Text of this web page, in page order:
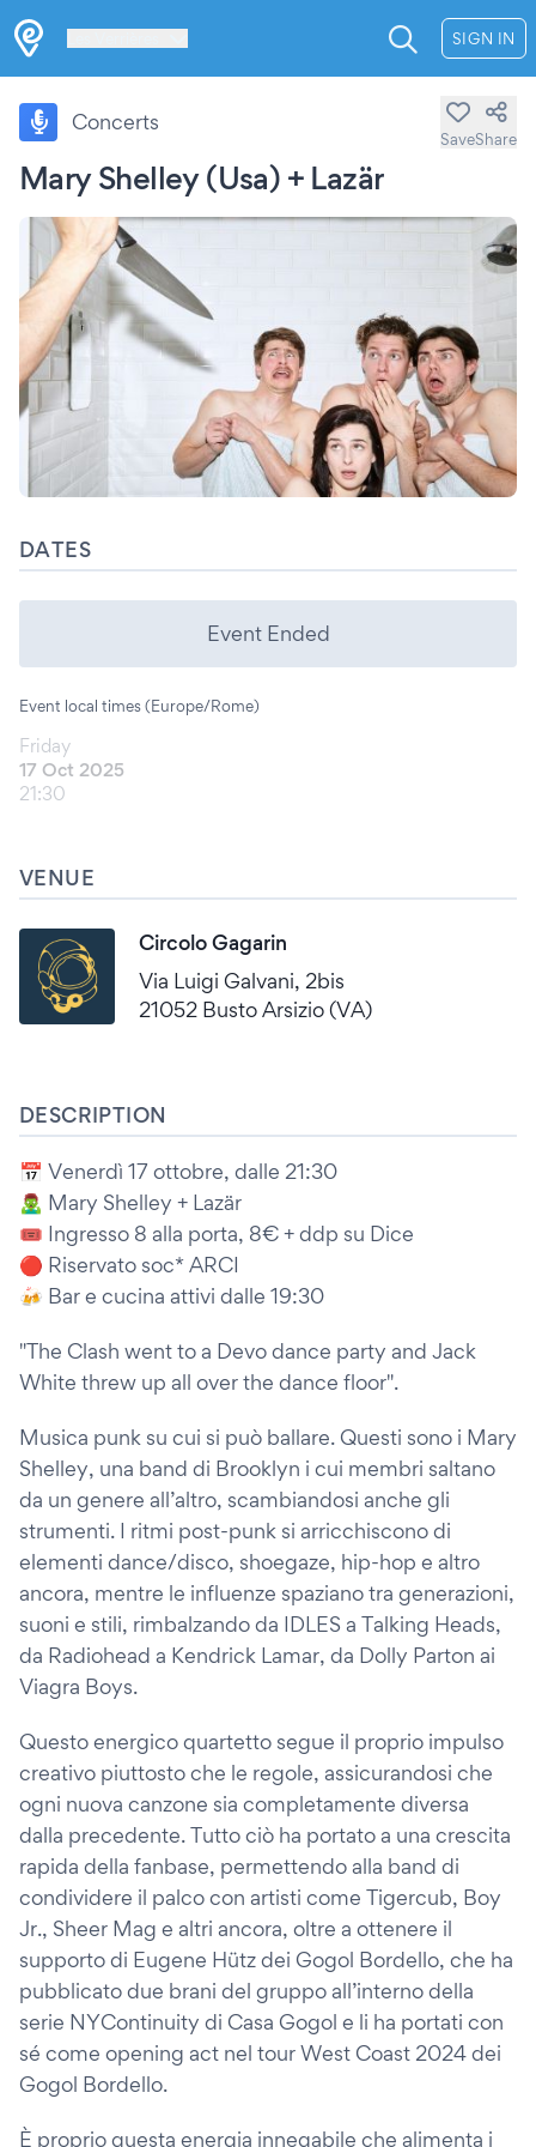
SIGN IN
Mary Shelley (Usa) + Lazär
Concerts
SaveShare
DATES
Event Ended
Event local times (Europe/Rome)
Friday
17 Oct 2025
21:30
VENUE
Circolo Gagarin
Via Luigi Galvani, 2bis
21052 Busto Arsizio (VA)
DESCRIPTION
📅 Venerdì 17 ottobre, dalle 21:30
🧟‍♂️ Mary Shelley + Lazär
🎟 Ingresso 8 alla porta, 8€ + ddp su Dice
🔴 Riservato soc* ARCI
🍻 Bar e cucina attivi dalle 19:30
"The Clash went to a Devo dance party and Jack
White threw up all over the dance floor".
Musica punk su cui si può ballare. Questi sono i Mary
Shelley, una band di Brooklyn i cui membri saltano
da un genere all’altro, scambiandosi anche gli
strumenti. I ritmi post-punk si arricchiscono di
elementi dance/disco, shoegaze, hip-hop e altro
ancora, mentre le influenze spaziano tra generazioni,
suoni e stili, rimbalzando da IDLES a Talking Heads,
da Radiohead a Kendrick Lamar, da Dolly Parton ai
Viagra Boys.
Questo energico quartetto segue il proprio impulso
creativo piuttosto che le regole, assicurandosi che
ogni nuova canzone sia completamente diversa
dalla precedente. Tutto ciò ha portato a una crescita
rapida della fanbase, permettendo alla band di
condividere il palco con artisti come Tigercub, Boy
Jr., Sheer Mag e altri ancora, oltre a ottenere il
supporto di Eugene Hütz dei Gogol Bordello, che ha
pubblicato due brani del gruppo all’interno della
serie NYContinuity di Casa Gogol e li ha portati con
sé come opening act nel tour West Coast 2024 dei
Gogol Bordello.
È proprio questa energia innegabile che alimenta i